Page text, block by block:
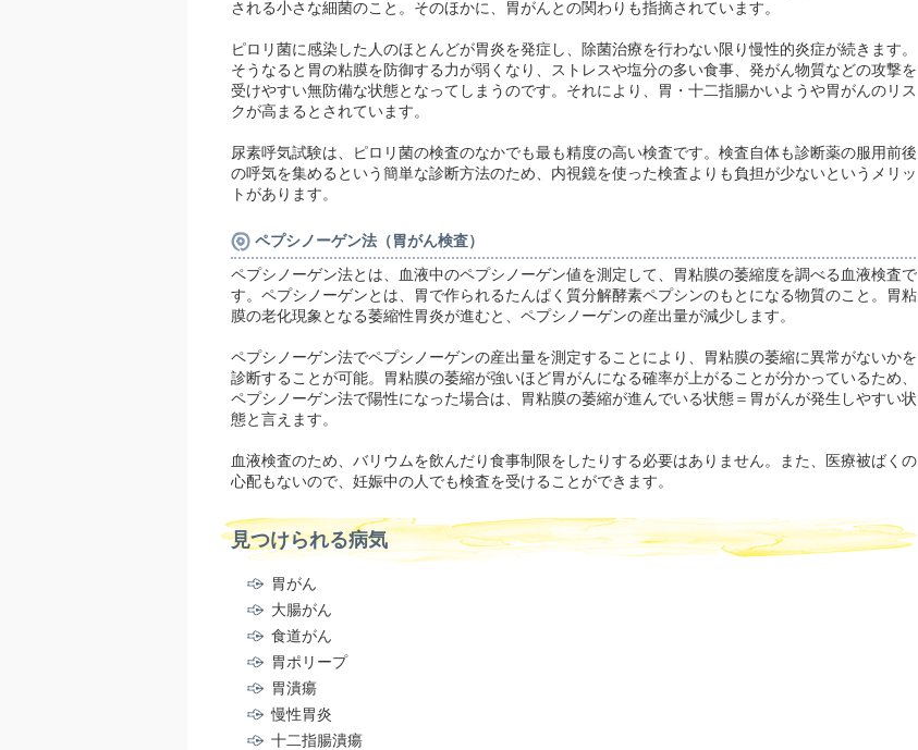
される小さな細菌のこと。そのほかに、胃がんとの関わりも指摘されています。
ピロリ菌に感染した人のほとんどが胃炎を発症し、除菌治療を行わない限り慢性的炎症が続きます。
そうなると胃の粘膜を防御する力が弱くなり、ストレスや塩分の多い食事、発がん物質などの攻撃を
受けやすい無防備な状態となってしまうのです。それにより、胃・十二指腸かいようや胃がんのリス
クが高まるとされています。
尿素呼気試験は、ピロリ菌の検査のなかでも最も精度の高い検査です。検査自体も診断薬の服用前後
の呼気を集めるという簡単な診断方法のため、内視鏡を使った検査よりも負担が少ないというメリッ
トがあります。
ペプシノーゲン法（胃がん検査）
ペプシノーゲン法とは、血液中のペプシノーゲン値を測定して、胃粘膜の萎縮度を調べる血液検査で
す。ペプシノーゲンとは、胃で作られるたんぱく質分解酵素ペプシンのもとになる物質のこと。胃粘
膜の老化現象となる萎縮性胃炎が進むと、ペプシノーゲンの産出量が減少します。
ペプシノーゲン法でペプシノーゲンの産出量を測定することにより、胃粘膜の萎縮に異常がないかを
診断することが可能。胃粘膜の萎縮が強いほど胃がんになる確率が上がることが分かっているため、
ペプシノーゲン法で陽性になった場合は、胃粘膜の萎縮が進んでいる状態＝胃がんが発生しやすい状
態と言えます。
血液検査のため、バリウムを飲んだり食事制限をしたりする必要はありません。また、医療被ばくの
心配もないので、妊娠中の人でも検査を受けることができます。
見つけられる病気
胃がん
大腸がん
食道がん
胃ポリープ
胃潰瘍
慢性胃炎
十二指腸潰瘍